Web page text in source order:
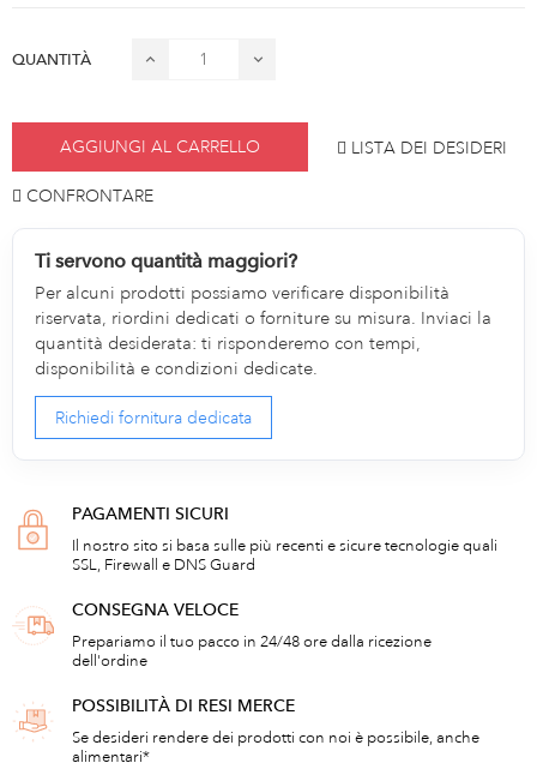
QUANTITÀ
AGGIUNGI AL CARRELLO LISTA DEI DESIDERI
CONFRONTARE
Ti servono quantità maggiori?
Per alcuni prodotti possiamo verificare disponibilità
riservata, riordini dedicati o forniture su misura. Inviaci la
quantità desiderata: ti risponderemo con tempi,
disponibilità e condizioni dedicate.
Richiedi fornitura dedicata
PAGAMENTI SICURI
Il nostro sito si basa sulle più recenti e sicure tecnologie quali
SSL, Firewall e DNS Guard
CONSEGNA VELOCE
Prepariamo il tuo pacco in 24/48 ore dalla ricezione
dell'ordine
POSSIBILITÀ DI RESI MERCE
Se desideri rendere dei prodotti con noi è possibile, anche
alimentari*